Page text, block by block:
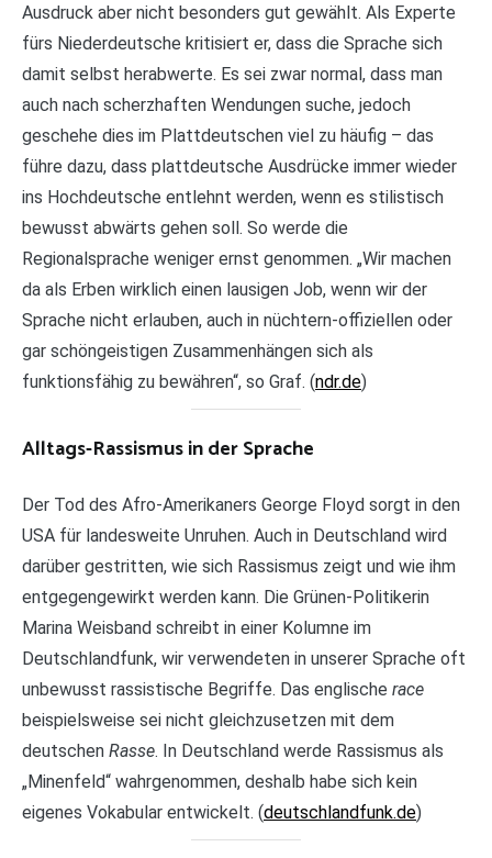
Ausdruck aber nicht besonders gut gewählt. Als Experte
fürs Niederdeutsche kritisiert er, dass die Sprache sich
damit selbst herabwerte. Es sei zwar normal, dass man
auch nach scherzhaften Wendungen suche, jedoch
geschehe dies im Plattdeutschen viel zu häufig – das
führe dazu, dass plattdeutsche Ausdrücke immer wieder
ins Hochdeutsche entlehnt werden, wenn es stilistisch
bewusst abwärts gehen soll. So werde die
Regionalsprache weniger ernst genommen. „Wir machen
da als Erben wirklich einen lausigen Job, wenn wir der
Sprache nicht erlauben, auch in nüchtern-offiziellen oder
gar schöngeistigen Zusammenhängen sich als
funktionsfähig zu bewähren“, so Graf. (ndr.de)
Alltags-Rassismus in der Sprache
Der Tod des Afro-Amerikaners George Floyd sorgt in den
USA für landesweite Unruhen. Auch in Deutschland wird
darüber gestritten, wie sich Rassismus zeigt und wie ihm
entgegengewirkt werden kann. Die Grünen-Politikerin
Marina Weisband schreibt in einer Kolumne im
Deutschlandfunk, wir verwendeten in unserer Sprache oft
unbewusst rassistische Begriffe. Das englische race
beispielsweise sei nicht gleichzusetzen mit dem
deutschen Rasse. In Deutschland werde Rassismus als
„Minenfeld“ wahrgenommen, deshalb habe sich kein
eigenes Vokabular entwickelt. (deutschlandfunk.de)